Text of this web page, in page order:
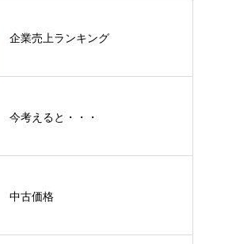
企業売上ランキング
今考えると・・・
中古価格